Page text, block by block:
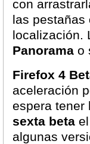
con
las pestañas
localización.
Panorama o
Firefox 4
aceleración
espera tener
sexta beta
algunas